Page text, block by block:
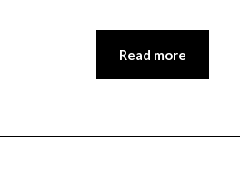
Read more